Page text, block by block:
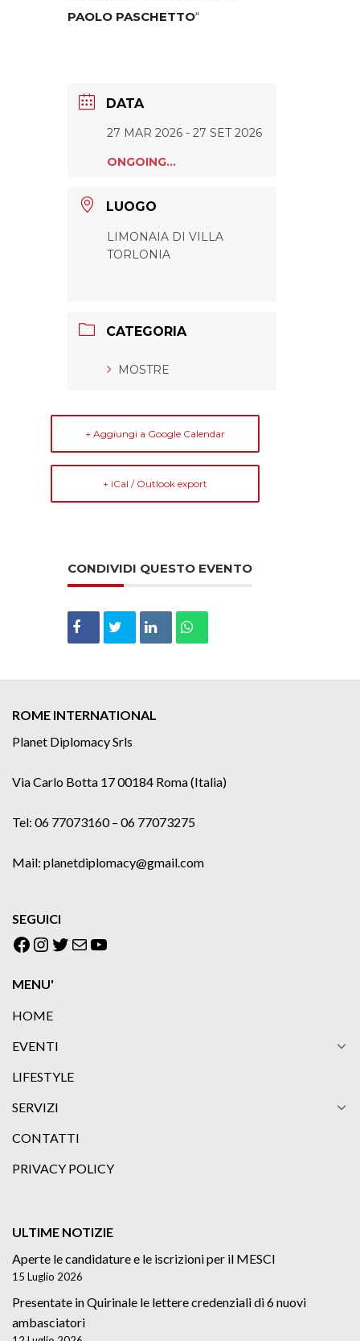
PAOLO PASCHETTO“
DATA
27 MAR 2026 - 27 SET 2026
ONGOING...
LUOGO
LIMONAIA DI VILLA
TORLONIA
CATEGORIA
MOSTRE
+ Aggiungi a Google Calendar
+ iCal / Outlook export
CONDIVIDI QUESTO EVENTO
ROME INTERNATIONAL
Planet Diplomacy Srls
Via Carlo Botta 17 00184 Roma (Italia)
Tel: 06 77073160 – 06 77073275
Mail: planetdiplomacy@gmail.com
SEGUICI
Facebook
Instagram
Twitter
EmailYouTube
MENU'
HOME
EVENTI
LIFESTYLE
SERVIZI
CONTATTI
PRIVACY POLICY
ULTIME NOTIZIE
Aperte le candidature e le iscrizioni per il MESCI
15 Luglio 2026
Presentate in Quirinale le lettere credenziali di 6 nuovi
ambasciatori